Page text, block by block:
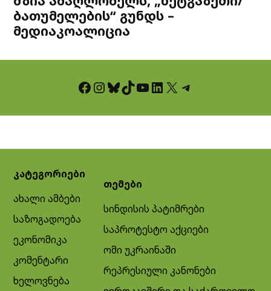
ბათუმელების“ გუნდს –
მედიაკოალიცია
Facebook InstagramBluesky TikTok YouTube LinkedIn X Telegram
კატეგორიები
ახალი ამბები
საზოგადოება
ეკონომიკა
კომენტარი
ხელოვნება
თემები
სინდისის პატიმრები
საპროტესტო აქციები
ომი უკრაინაში
რეპრესიული კანონები